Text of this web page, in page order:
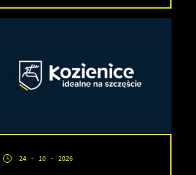
24 - 10 - 2026